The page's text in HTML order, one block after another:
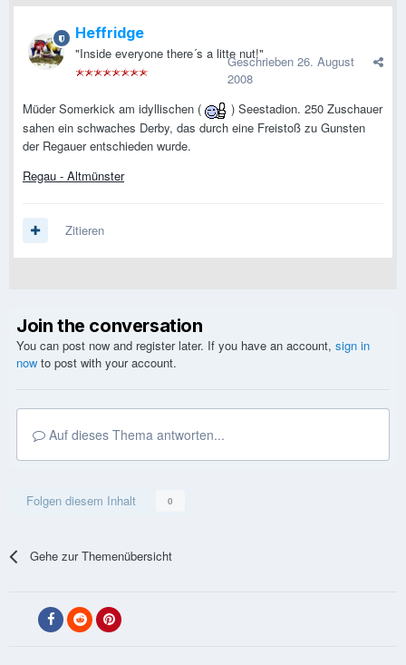
Heffridge
"Inside everyone there´s a litte nut!"
Geschrieben 26. August
2008
Müder Somerkick am idyllischen (
) Seestadion. 250 Zuschauer
sahen ein schwaches Derby, das durch eine Freistoß zu Gunsten
der Regauer entschieden wurde.
Regau - Altmünster
Zitieren
Join the conversation
You can post now and register later. If you have an account, sign in
now to post with your account.
Auf dieses Thema antworten...
Folgen diesem Inhalt 0
Gehe zur Themenübersicht